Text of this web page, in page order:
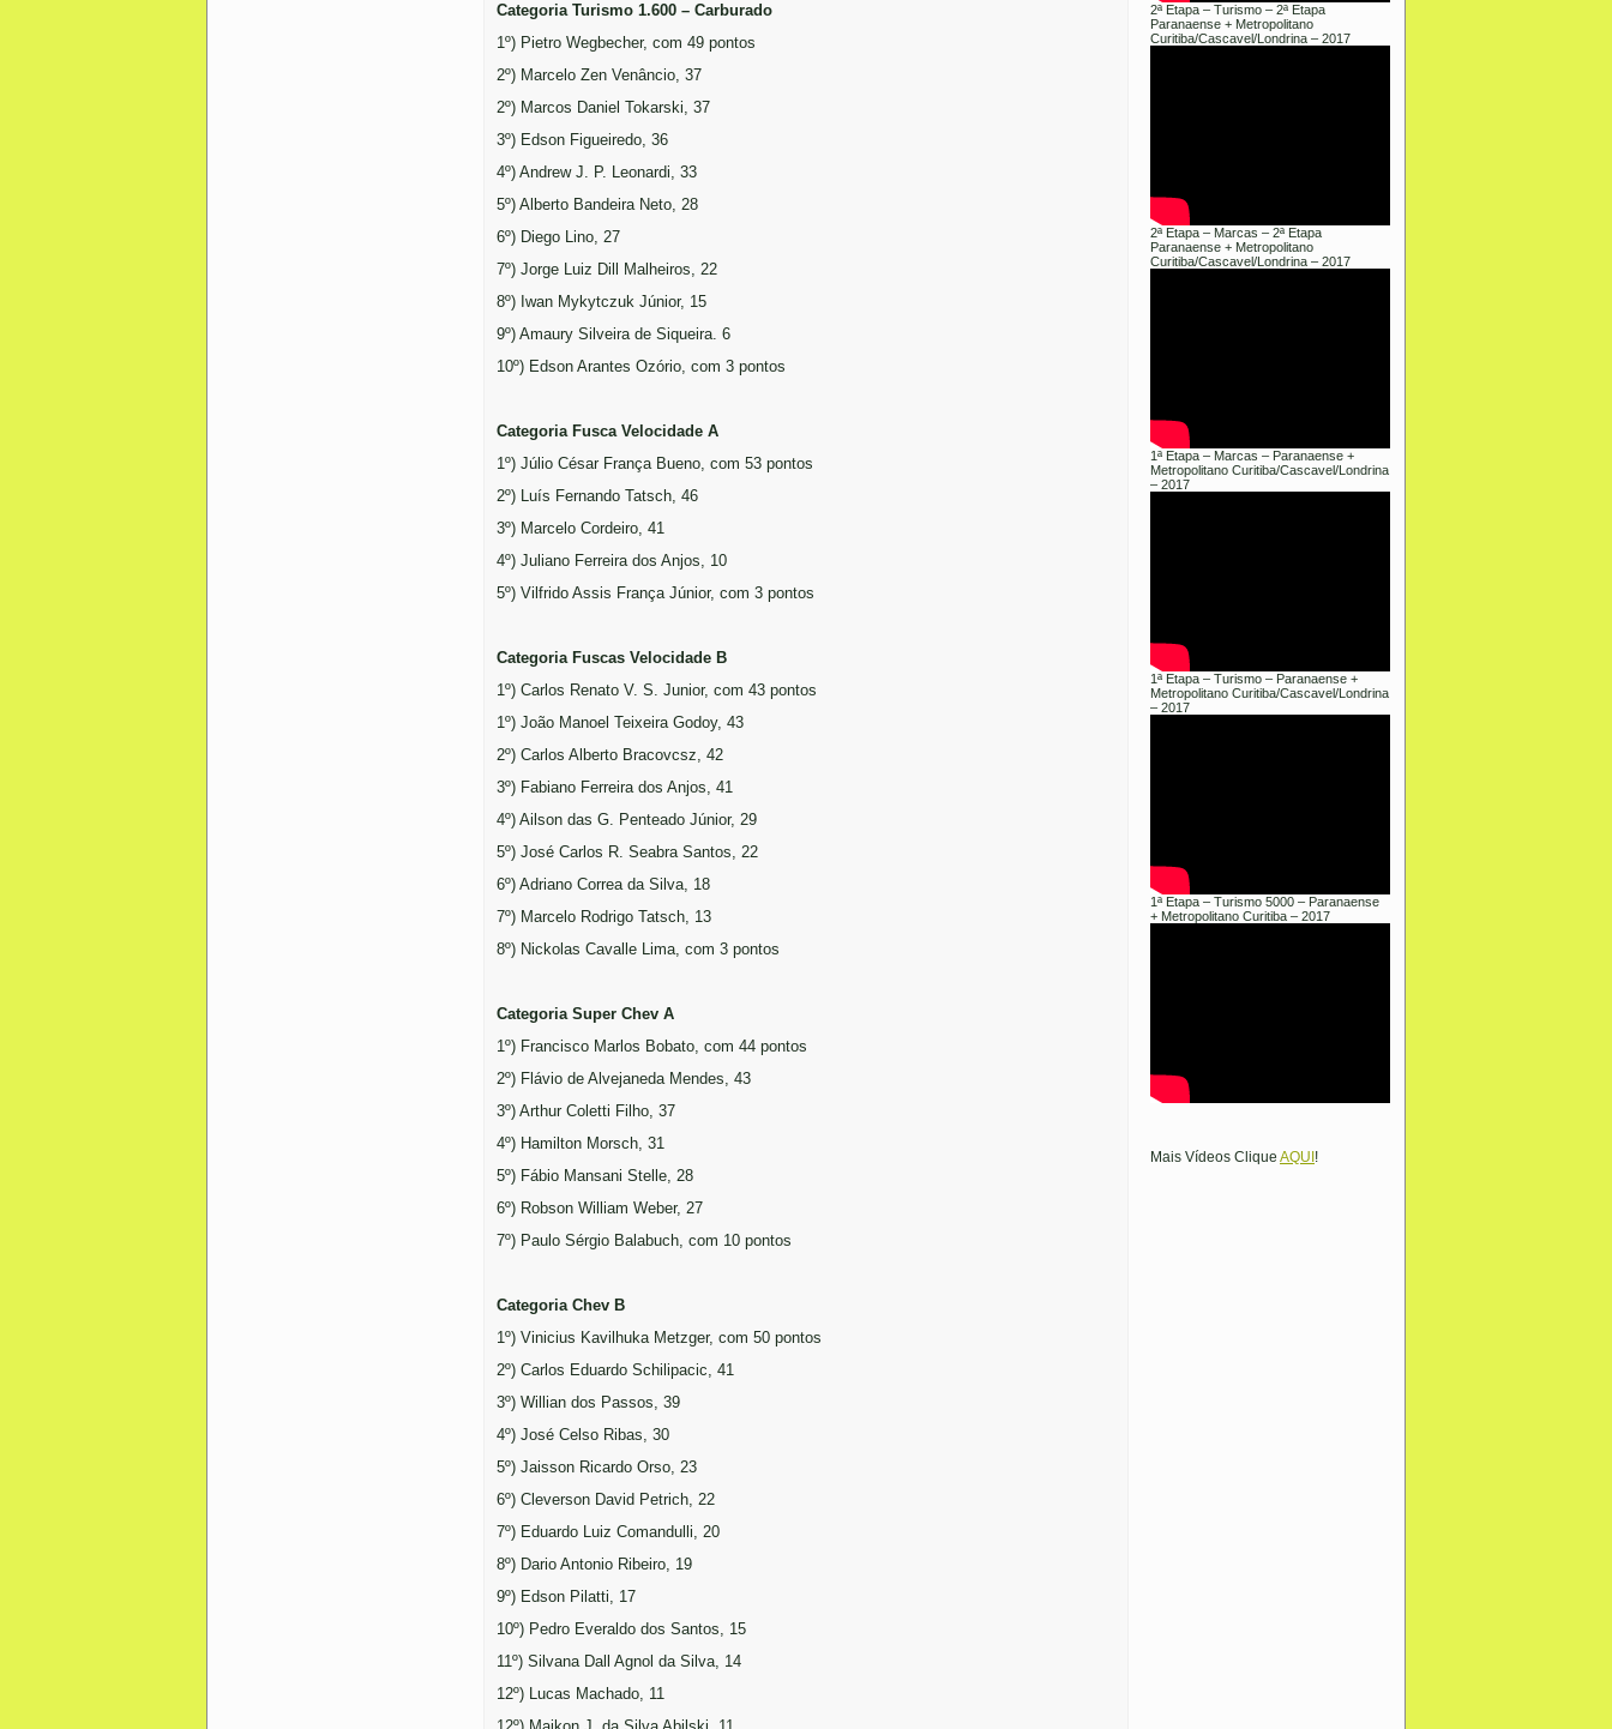
Categoria Turismo 1.600 – Carburado
1º) Pietro Wegbecher, com 49 pontos
2º) Marcelo Zen Venâncio, 37
2º) Marcos Daniel Tokarski, 37
3º) Edson Figueiredo, 36
4º) Andrew J. P. Leonardi, 33
5º) Alberto Bandeira Neto, 28
6º) Diego Lino, 27
7º) Jorge Luiz Dill Malheiros, 22
8º) Iwan Mykytczuk Júnior, 15
9º) Amaury Silveira de Siqueira. 6
10º) Edson Arantes Ozório, com 3 pontos
Categoria Fusca Velocidade A
1º) Júlio César França Bueno, com 53 pontos
2º) Luís Fernando Tatsch, 46
3º) Marcelo Cordeiro, 41
4º) Juliano Ferreira dos Anjos, 10
5º) Vilfrido Assis França Júnior, com 3 pontos
Categoria Fuscas Velocidade B
1º) Carlos Renato V. S. Junior, com 43 pontos
1º) João Manoel Teixeira Godoy, 43
2º) Carlos Alberto Bracovcsz, 42
3º) Fabiano Ferreira dos Anjos, 41
4º) Ailson das G. Penteado Júnior, 29
5º) José Carlos R. Seabra Santos, 22
6º) Adriano Correa da Silva, 18
7º) Marcelo Rodrigo Tatsch, 13
8º) Nickolas Cavalle Lima, com 3 pontos
Categoria Super Chev A
1º) Francisco Marlos Bobato, com 44 pontos
2º) Flávio de Alvejaneda Mendes, 43
3º) Arthur Coletti Filho, 37
4º) Hamilton Morsch, 31
5º) Fábio Mansani Stelle, 28
6º) Robson William Weber, 27
7º) Paulo Sérgio Balabuch, com 10 pontos
Categoria Chev B
1º) Vinicius Kavilhuka Metzger, com 50 pontos
2º) Carlos Eduardo Schilipacic, 41
3º) Willian dos Passos, 39
4º) José Celso Ribas, 30
5º) Jaisson Ricardo Orso, 23
6º) Cleverson David Petrich, 22
7º) Eduardo Luiz Comandulli, 20
8º) Dario Antonio Ribeiro, 19
9º) Edson Pilatti, 17
10º) Pedro Everaldo dos Santos, 15
11º) Silvana Dall Agnol da Silva, 14
12º) Lucas Machado, 11
2ª Etapa – Turismo – 2ª Etapa
Paranaense + Metropolitano
Curitiba/Cascavel/Londrina – 2017
2ª Etapa – Marcas – 2ª Etapa
Paranaense + Metropolitano
Curitiba/Cascavel/Londrina – 2017
1ª Etapa – Marcas – Paranaense +
Metropolitano Curitiba/Cascavel/Londrina
– 2017
1ª Etapa – Turismo – Paranaense +
Metropolitano Curitiba/Cascavel/Londrina
– 2017
1ª Etapa – Turismo 5000 – Paranaense
+ Metropolitano Curitiba – 2017
Mais Vídeos Clique AQUI !